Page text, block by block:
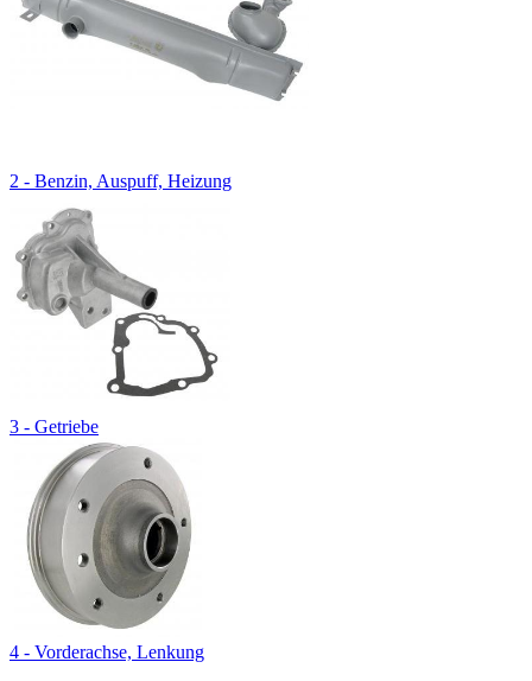
2 - Benzin, Auspuff, Heizung
3 - Getriebe
4 - Vorderachse, Lenkung